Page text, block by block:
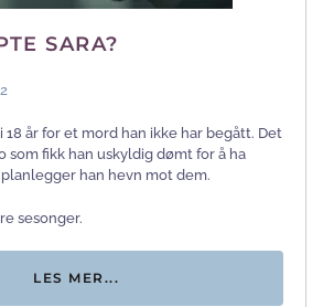
SARA?
år for et mord han ikke har begått. Det
som fikk han uskyldig dømt for å ha
han hevn mot dem.
sesonger.
LES MER...